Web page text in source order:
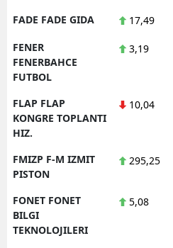
FADE FADE GIDA 17,49
FENER
FENERBAHCE
FUTBOL
3,19
FLAP FLAP
KONGRE TOPLANTI
HIZ.
10,04
FMIZP F-M IZMIT
PISTON
295,25
FONET FONET
BILGI
TEKNOLOJILERI
5,08